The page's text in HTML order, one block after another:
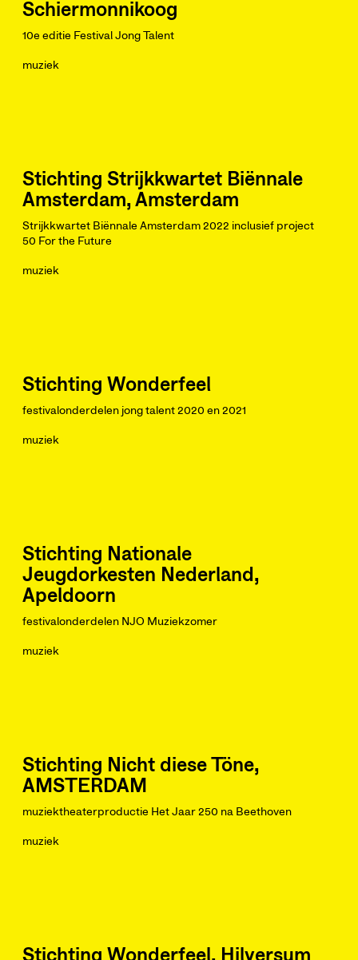
Schiermonnikoog
10e editie Festival Jong Talent
muziek
Stichting Strijkkwartet Biënnale
Amsterdam, Amsterdam
Strijkkwartet Biënnale Amsterdam 2022 inclusief project
50 For the Future
muziek
Stichting Wonderfeel
festivalonderdelen jong talent 2020 en 2021
muziek
Stichting Nationale
Jeugdorkesten Nederland,
Apeldoorn
festivalonderdelen NJO Muziekzomer
muziek
Stichting Nicht diese Töne,
AMSTERDAM
muziektheaterproductie Het Jaar 250 na Beethoven
muziek
Stichting Wonderfeel, Hilversum